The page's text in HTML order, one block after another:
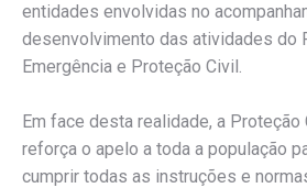
entidades envolvidas no
desenvolvimento das atividades do
Emergência e Proteção Civil.
Em face desta realidade, a Proteção
reforça o apelo a toda a população
cumprir todas as instruções e